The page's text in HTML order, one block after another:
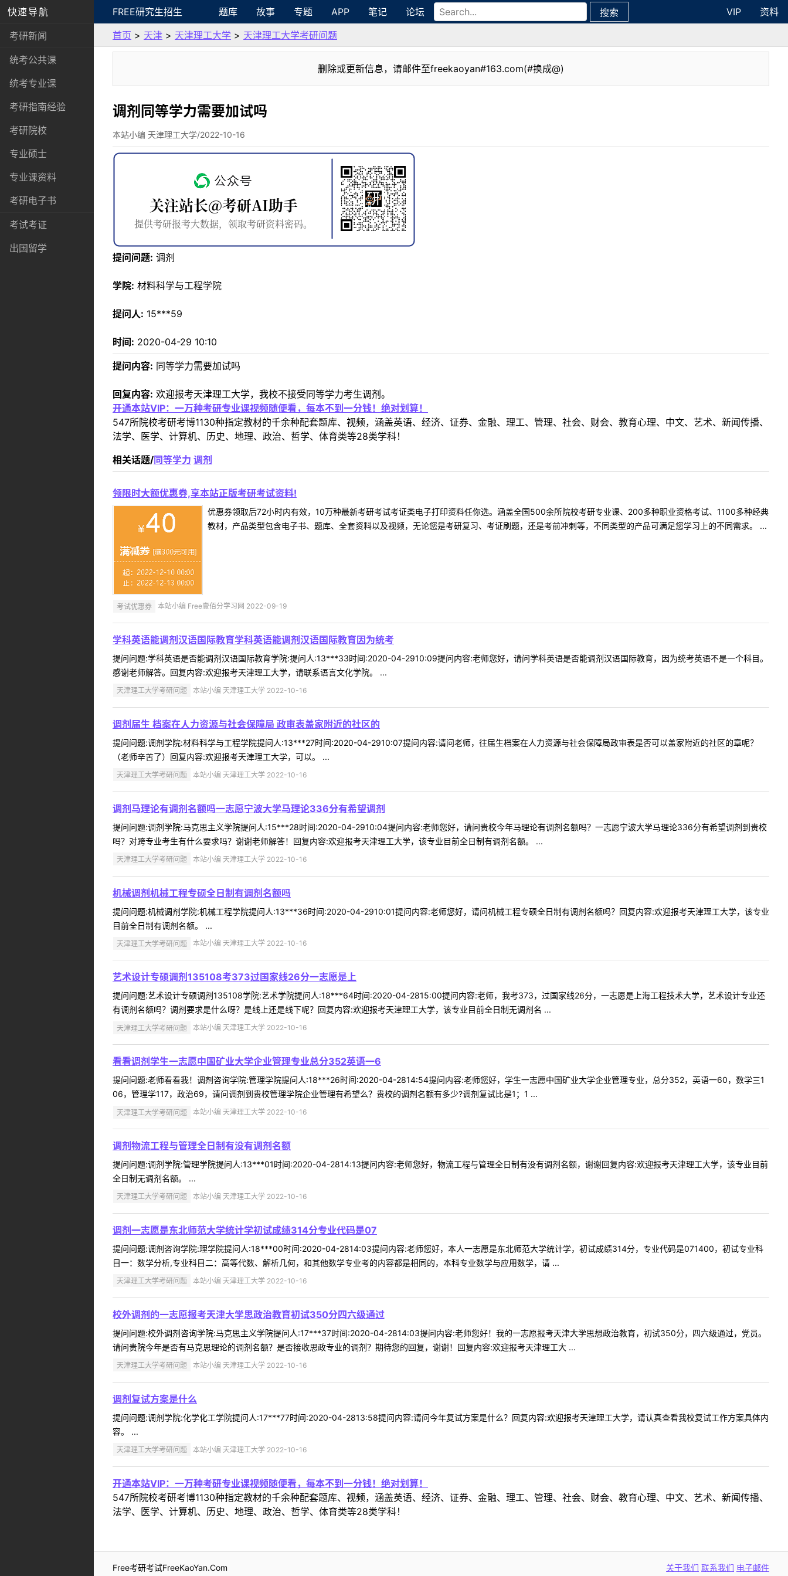
快速导航
考研新闻
统考公共课
统考专业课
考研指南经验
考研院校
专业硕士
专业课资料
考研电子书
考试考证
出国留学
FREE研究生招生 题库 故事 专题 APP 笔记 论坛 搜索 VIP
资料
首页 > 天津 > 天津理工大学 > 天津理工大学考研问题
删除或更新信息，请邮件至freekaoyan#163.com(#换成@)
调剂同等学力需要加试吗
本站小编 天津理工大学/2022-10-16
提问问题: 调剂
学院: 材料科学与工程学院
提问人: 15***59
时间: 2020-04-29 10:10
提问内容: 同等学力需要加试吗
回复内容: 欢迎报考天津理工大学，我校不接受同等学力考生调剂。
开通本站VIP：一万种考研专业课视频随便看，每本不到一分钱！绝对划算！
547所院校考研考博1130种指定教材的千余种配套题库、视频，涵盖英语、经济、证券、金融、理工、管理、社会、财会、教育心理、中文、艺术、新闻传播、
法学、医学、计算机、历史、地理、政治、哲学、体育类等28类学科！
相关话题/同等学力 调剂
领限时大额优惠券,享本站正版考研考试资料!
优惠券领取后72小时内有效，10万种最新考研考试考证类电子打印资料任你选。涵盖全国500余所院校考研专业课、200多种职业资格考试、1100多种经典
教材，产品类型包含电子书、题库、全套资料以及视频，无论您是考研复习、考证刷题，还是考前冲刺等，不同类型的产品可满足您学习上的不同需求。 ...
考试优惠券 本站小编 Free壹佰分学习网 2022-09-19
学科英语能调剂汉语国际教育学科英语能调剂汉语国际教育因为统考
提问问题:学科英语是否能调剂汉语国际教育学院:提问人:13***33时间:2020-04-2910:09提问内容:老师您好，请问学科英语是否能调剂汉语国际教育，因为统考英语不是一个科目。
感谢老师解答。回复内容:欢迎报考天津理工大学，请联系语言文化学院。 ...
天津理工大学考研问题 本站小编 天津理工大学 2022-10-16
调剂届生 档案在人力资源与社会保障局 政审表盖家附近的社区的
提问问题:调剂学院:材料科学与工程学院提问人:13***27时间:2020-04-2910:07提问内容:请问老师，往届生档案在人力资源与社会保障局政审表是否可以盖家附近的社区的章呢？
（老师辛苦了）回复内容:欢迎报考天津理工大学，可以。 ...
天津理工大学考研问题 本站小编 天津理工大学 2022-10-16
调剂马理论有调剂名额吗一志愿宁波大学马理论336分有希望调剂
提问问题:调剂学院:马克思主义学院提问人:15***28时间:2020-04-2910:04提问内容:老师您好，请问贵校今年马理论有调剂名额吗？一志愿宁波大学马理论336分有希望调剂到贵校
吗？对跨专业考生有什么要求吗？谢谢老师解答！回复内容:欢迎报考天津理工大学，该专业目前全日制有调剂名额。 ...
天津理工大学考研问题 本站小编 天津理工大学 2022-10-16
机械调剂机械工程专硕全日制有调剂名额吗
提问问题:机械调剂学院:机械工程学院提问人:13***36时间:2020-04-2910:01提问内容:老师您好，请问机械工程专硕全日制有调剂名额吗？回复内容:欢迎报考天津理工大学，该专业
目前全日制有调剂名额。 ...
天津理工大学考研问题 本站小编 天津理工大学 2022-10-16
艺术设计专硕调剂135108考373过国家线26分一志愿是上
提问问题:艺术设计专硕调剂135108学院:艺术学院提问人:18***64时间:2020-04-2815:00提问内容:老师，我考373，过国家线26分，一志愿是上海工程技术大学，艺术设计专业还
有调剂名额吗？调剂要求是什么呀？是线上还是线下呢？回复内容:欢迎报考天津理工大学，该专业目前全日制无调剂名 ...
天津理工大学考研问题 本站小编 天津理工大学 2022-10-16
看看调剂学生一志愿中国矿业大学企业管理专业总分352英语一6
提问问题:老师看看我！调剂咨询学院:管理学院提问人:18***26时间:2020-04-2814:54提问内容:老师您好，学生一志愿中国矿业大学企业管理专业，总分352，英语一60，数学三1
06，管理学117，政治69，请问调剂到贵校管理学院企业管理有希望么？贵校的调剂名额有多少?调剂复试比是1；1 ...
天津理工大学考研问题 本站小编 天津理工大学 2022-10-16
调剂物流工程与管理全日制有没有调剂名额
提问问题:调剂学院:管理学院提问人:13***01时间:2020-04-2814:13提问内容:老师您好，物流工程与管理全日制有没有调剂名额，谢谢回复内容:欢迎报考天津理工大学，该专业目前
全日制无调剂名额。 ...
天津理工大学考研问题 本站小编 天津理工大学 2022-10-16
调剂一志愿是东北师范大学统计学初试成绩314分专业代码是07
提问问题:调剂咨询学院:理学院提问人:18***00时间:2020-04-2814:03提问内容:老师您好，本人一志愿是东北师范大学统计学，初试成绩314分，专业代码是071400，初试专业科
目一：数学分析,专业科目二：高等代数、解析几何，和其他数学专业考的内容都是相同的，本科专业数学与应用数学，请 ...
天津理工大学考研问题 本站小编 天津理工大学 2022-10-16
校外调剂的一志愿报考天津大学思政治教育初试350分四六级通过
提问问题:校外调剂咨询学院:马克思主义学院提问人:17***37时间:2020-04-2814:03提问内容:老师您好！我的一志愿报考天津大学思想政治教育，初试350分，四六级通过，党员。
请问贵院今年是否有马克思理论的调剂名额？是否接收思政专业的调剂？期待您的回复，谢谢！回复内容:欢迎报考天津理工大 ...
天津理工大学考研问题 本站小编 天津理工大学 2022-10-16
调剂复试方案是什么
提问问题:调剂学院:化学化工学院提问人:17***77时间:2020-04-2813:58提问内容:请问今年复试方案是什么？回复内容:欢迎报考天津理工大学，请认真查看我校复试工作方案具体内
容。 ...
天津理工大学考研问题 本站小编 天津理工大学 2022-10-16
开通本站VIP：一万种考研专业课视频随便看，每本不到一分钱！绝对划算！
547所院校考研考博1130种指定教材的千余种配套题库、视频，涵盖英语、经济、证券、金融、理工、管理、社会、财会、教育心理、中文、艺术、新闻传播、
法学、医学、计算机、历史、地理、政治、哲学、体育类等28类学科！
Free考研考试FreeKaoYan.Com
关于我们 联系我们 电子邮件